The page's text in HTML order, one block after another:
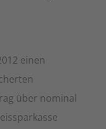
einen
über nominal